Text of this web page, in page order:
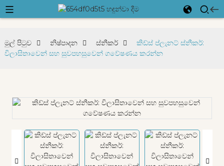
මුල් පිටුව නිෂ්පාදන ස්නීකර්
කිඩ්ස් ප්ලැනට් ස්නීකර්:
විලාසිතාවෙන් සහ සුවපහසුවෙන් ගවේෂණය කරන්න